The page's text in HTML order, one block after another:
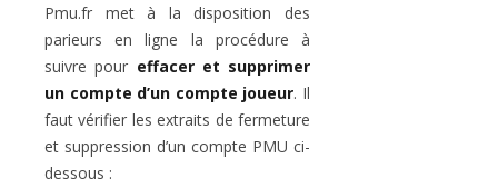
Pmu.fr met à la disposition des
parieurs en ligne la procédure à
suivre pour effacer et supprimer
un compte d’un compte joueur. Il
faut vérifier les extraits de fermeture
et suppression d’un compte PMU ci-
dessous :